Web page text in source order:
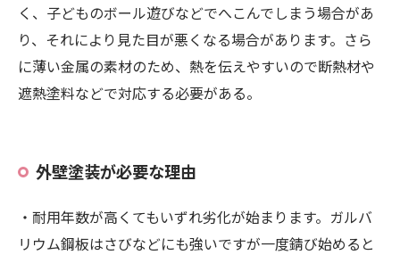
く、子どものボール遊びなどでへこんでしまう場合があ
り、それにより見た目が悪くなる場合があります。さら
に薄い金属の素材のため、熱を伝えやすいので断熱材や
遮熱塗料などで対応する必要がある。
外壁塗装が必要な理由
・耐用年数が高くてもいずれ劣化が始まります。ガルバ
リウム鋼板はさびなどにも強いですが一度錆び始めると